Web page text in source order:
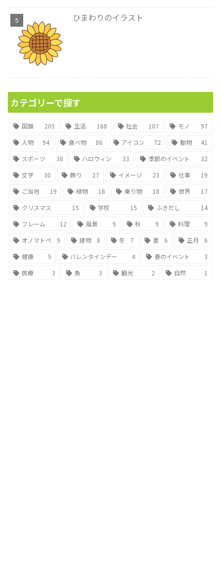
ひまわりのイラスト
カテゴリーで探す
国旗 205 生活 168 社会 107 モノ
97
人物
94 食べ物 86 アイコン 72 動物
41
スポーツ
38 ハロウィン 33 季節のイベント
32
文字
30 飾り 27 イメージ 23 仕事
19
ご当地
19 植物 18 乗り物 18 世界
17
クリスマス
15 学校 15 ふきだし
14
フレーム
12 風景 9 秋 9 料理
9
オノマトペ
9 建物 8 冬 7 夏 6 正月
6
健康
5 バレンタインデー 4 春のイベント
3
医療
3 魚 3 観光 2 自然 1